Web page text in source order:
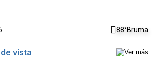
88°Bruma
vista